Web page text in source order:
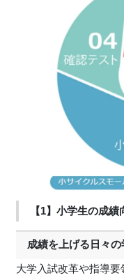
【1】小学生の成
成績を上げる日々
大学入試改革や指導